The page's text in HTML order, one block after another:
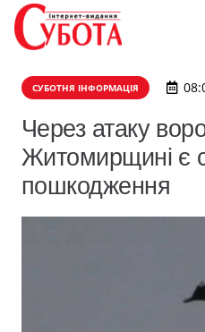
СУБОТНЯ ІНФОРМАЦІЯ
Через атаку
Житомирщині є
пошкодження